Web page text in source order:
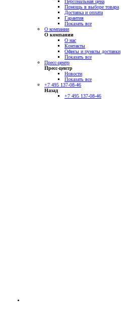
Персональная цена
Помощь в выборе товара
Доставка и оплата
Гарантия
Показать все
О компании
О компании
О нас
Контакты
Офисы и пункты доставки
Показать все
Пресс-центр
Пресс-центр
Новости
Показать все
+7 495 137-08-46
Назад
+7 495 137-08-46